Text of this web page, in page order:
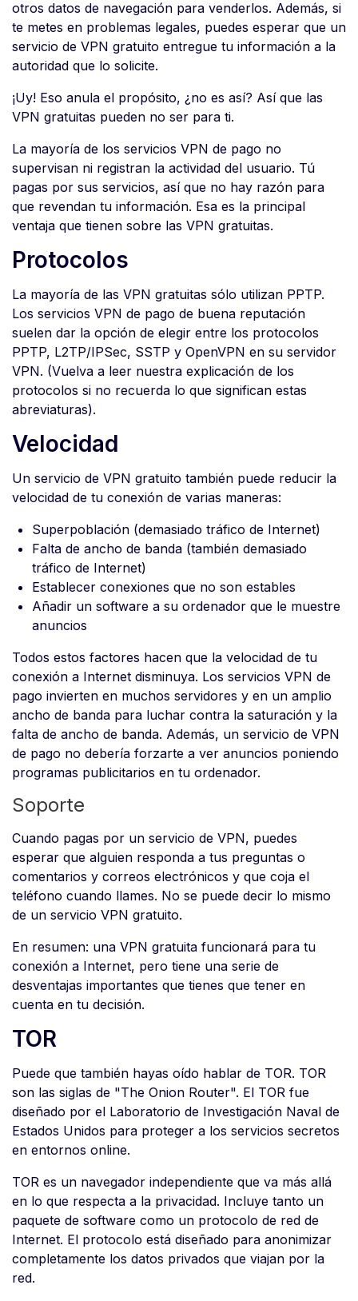
otros datos de navegación para venderlos. Además, si
te metes en problemas legales, puedes esperar que un
servicio de VPN gratuito entregue tu información a la
autoridad que lo solicite.
¡Uy! Eso anula el propósito, ¿no es así? Así que las
VPN gratuitas pueden no ser para ti.
La mayoría de los servicios VPN de pago no
supervisan ni registran la actividad del usuario. Tú
pagas por sus servicios, así que no hay razón para
que revendan tu información. Esa es la principal
ventaja que tienen sobre las VPN gratuitas.
Protocolos
La mayoría de las VPN gratuitas sólo utilizan PPTP.
Los servicios VPN de pago de buena reputación
suelen dar la opción de elegir entre los protocolos
PPTP, L2TP/IPSec, SSTP y OpenVPN en su servidor
VPN. (Vuelva a leer nuestra explicación de los
protocolos si no recuerda lo que significan estas
abreviaturas).
Velocidad
Un servicio de VPN gratuito también puede reducir la
velocidad de tu conexión de varias maneras:
Superpoblación (demasiado tráfico de Internet)
Falta de ancho de banda (también demasiado
tráfico de Internet)
Establecer conexiones que no son estables
Añadir un software a su ordenador que le muestre
anuncios
Todos estos factores hacen que la velocidad de tu
conexión a Internet disminuya. Los servicios VPN de
pago invierten en muchos servidores y en un amplio
ancho de banda para luchar contra la saturación y la
falta de ancho de banda. Además, un servicio de VPN
de pago no debería forzarte a ver anuncios poniendo
programas publicitarios en tu ordenador.
Soporte
Cuando pagas por un servicio de VPN, puedes
esperar que alguien responda a tus preguntas o
comentarios y correos electrónicos y que coja el
teléfono cuando llames. No se puede decir lo mismo
de un servicio VPN gratuito.
En resumen: una VPN gratuita funcionará para tu
conexión a Internet, pero tiene una serie de
desventajas importantes que tienes que tener en
cuenta en tu decisión.
TOR
Puede que también hayas oído hablar de TOR. TOR
son las siglas de "The Onion Router". El TOR fue
diseñado por el Laboratorio de Investigación Naval de
Estados Unidos para proteger a los servicios secretos
en entornos online.
TOR es un navegador independiente que va más allá
en lo que respecta a la privacidad. Incluye tanto un
paquete de software como un protocolo de red de
Internet. El protocolo está diseñado para anonimizar
completamente los datos privados que viajan por la
red.